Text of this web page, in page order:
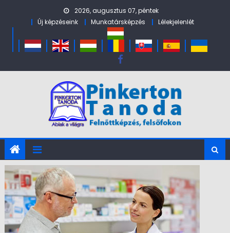
2026, augusztus 07, péntek
Új képzéseink
Munkatársképzés Lélekjelenlét